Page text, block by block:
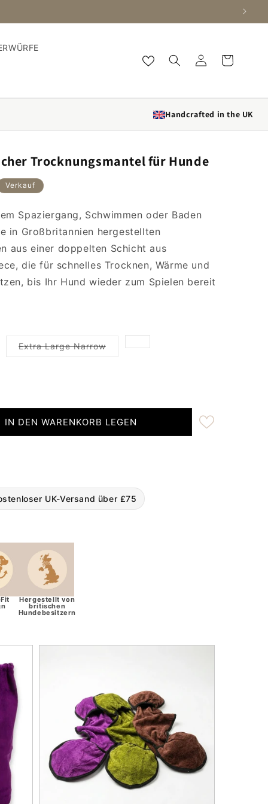
EinloggenWagen
Handcrafted in the UK
Trocknungsmantel für Hunde
Verkauf
Spaziergang, Schwimmen oder Baden
in Großbritannien hergestellten
aus einer doppelten Schicht aus
die für schnelles Trocknen, Wärme und
bis Ihr Hund wieder zum Spielen bereit
sold out or unavailable
Extra Large NarrowVariant sold out or unavailable
Perfectly Practical Dog Drying Coat
for Green Perfectly Practical Dog Drying Coat
IN DEN WARENKORB LEGEN
UK-Versand über £75
Hergestellt von
britischen
Hundebesitzern